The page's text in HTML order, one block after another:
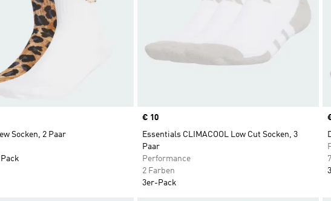
Socken, 2 Paar
Price
€ 10
Essentials CLIMACOOL Low Cut Socken, 3
Paar
Performance
2 Farben
3er-Pack